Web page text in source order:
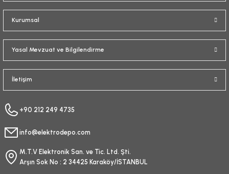
Kurumsal
Yasal Mevzuat ve Bilgilendirme
İletişim
+90 212 249 4735
info@elektrodepo.com
M.T.V Elektronik San. ve Tic. Ltd. Şti.
Arşın Sok No : 2 34425 Karaköy/İSTANBUL